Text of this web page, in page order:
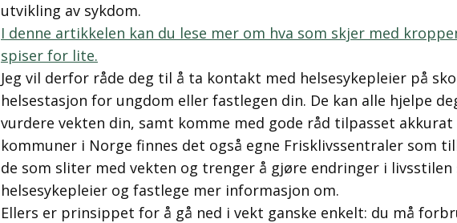
utvikling av sykdom.
I denne artikkelen kan du lese mer om hva som skjer med
spiser for lite.
Jeg vil derfor råde deg til å ta kontakt med helsesykepleier på
helsestasjon for ungdom eller fastlegen din. De kan alle hjelpe
vurdere vekten din, samt komme med gode råd tilpasset akkurat
kommuner i Norge finnes det også egne Frisklivssentraler som
de som sliter med vekten og trenger å gjøre endringer i livsstilen
helsesykepleier og fastlege mer informasjon om.
Ellers er prinsippet for å gå ned i vekt ganske enkelt: du må